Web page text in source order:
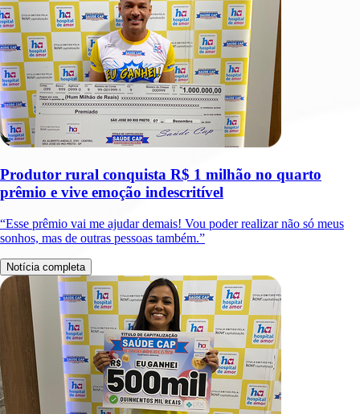
Produtor rural conquista R$ 1 milhão no quarto
prêmio e vive emoção indescritível
“Esse prêmio vai me ajudar demais! Vou poder realizar não só meus
sonhos, mas de outras pessoas também.”
Notícia completa